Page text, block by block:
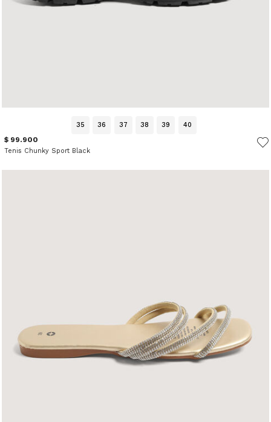
35 36 37 38 39 40
$ 99.900
Tenis Chunky Sport Black